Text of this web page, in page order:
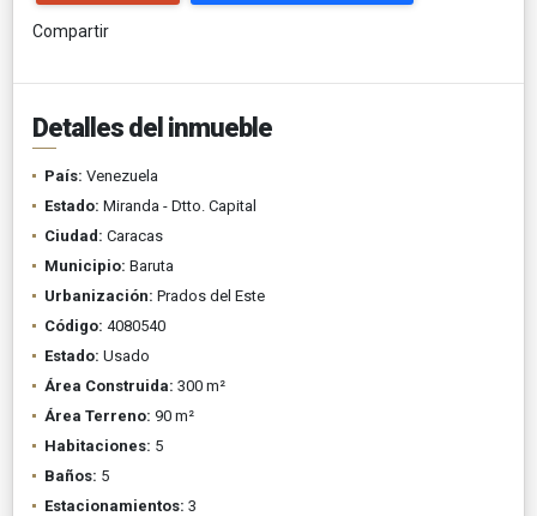
Compartir
Detalles del inmueble
País: Venezuela
Estado: Miranda - Dtto. Capital
Ciudad: Caracas
Municipio: Baruta
Urbanización: Prados del Este
Código: 4080540
Estado: Usado
Área Construida: 300 m²
Área Terreno: 90 m²
Habitaciones: 5
Baños: 5
Estacionamientos: 3